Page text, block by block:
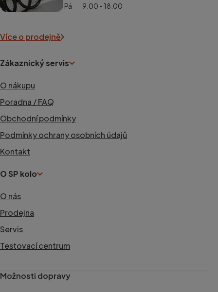
Pá
9.00 - 18.00
Více o prodejně
Zákaznický servis
O nákupu
Poradna / FAQ
Obchodní podmínky
Podmínky ochrany osobních údajů
Kontakt
O SP kolo
O nás
Prodejna
Servis
Testovací centrum
Možnosti dopravy